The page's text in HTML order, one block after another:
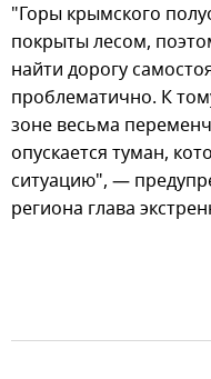
"Горы крымского
покрыты лесом,
найти дорогу
проблематично. К
зоне весьма
опускается туман,
ситуацию", —
региона глава